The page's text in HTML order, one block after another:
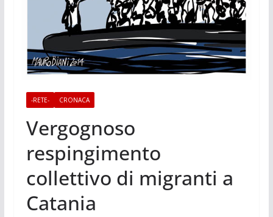
-RETE- CRONACA
Vergognoso
respingimento
collettivo di migranti a
Catania